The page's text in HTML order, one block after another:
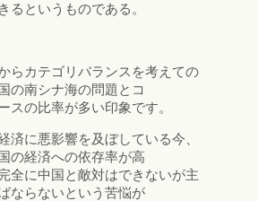
るというものである。
らカテゴリバランスを考えての
の南シナ海の問題とコ
スの比率が多い印象です。
済に悪影響を及ぼしている今、
の経済への依存率が高
全に中国と敵対はできないが主
ならないという苦悩が